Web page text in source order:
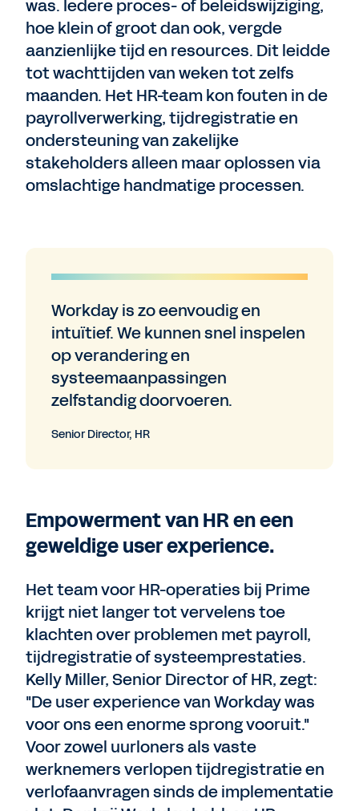
was. Iedere proces- of beleidswijziging,
hoe klein of groot dan ook, vergde
aanzienlijke tijd en resources. Dit leidde
tot wachttijden van weken tot zelfs
maanden. Het HR-team kon fouten in de
payrollverwerking, tijdregistratie en
ondersteuning van zakelijke
stakeholders alleen maar oplossen via
omslachtige handmatige processen.
Workday is zo eenvoudig en
intuïtief. We kunnen snel inspelen
op verandering en
systeemaanpassingen
zelfstandig doorvoeren.
Senior Director, HR
Empowerment van HR en een
geweldige user experience.
Het team voor HR-operaties bij Prime
krijgt niet langer tot vervelens toe
klachten over problemen met payroll,
tijdregistratie of systeemprestaties.
Kelly Miller, Senior Director of HR, zegt:
"De user experience van Workday was
voor ons een enorme sprong vooruit."
Voor zowel uurloners als vaste
werknemers verlopen tijdregistratie en
verlofaanvragen sinds de implementatie